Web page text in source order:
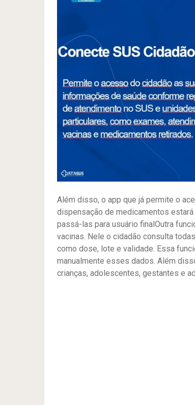
Além disso, o app que já permite o
dispensação de medicamentos
passá-las para usuário finalOutra
vacinas. Nele o cidadão consulta
como dose, lote e validade. Essa
manualmente esses dados. Além
crianças, adolescentes, gestantes e